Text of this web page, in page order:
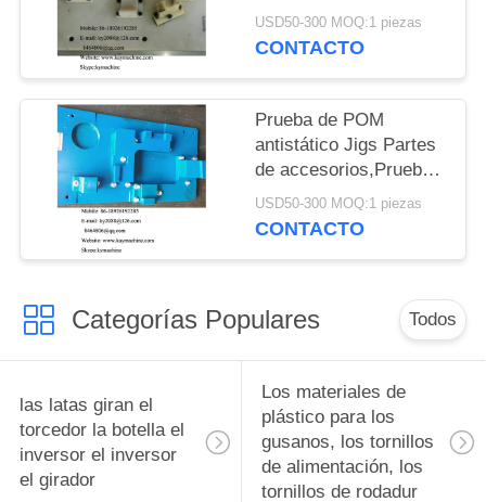
fábrica productor
Jigs Herramientas
Micro Mecanizado
Ingeniería Plásticos
Instalaciones piezas
Jigs Herramientas
fábrica productor
USD50-300 MOQ:1 piezas
CONTACTO
Prueba de POM
antistático Jigs Partes
de accesorios,Prueba
de acetato antistático
Jigs Partes de
China fabricante
USD50-300 MOQ:1 piezas
CONTACTO
Categorías Populares Todos
las latas giran el
torcedor la botella el
inversor el inversor
el girador
Los materiales de
plástico para los
gusanos, los tornillos
de alimentación, los
tornillos de rodadur